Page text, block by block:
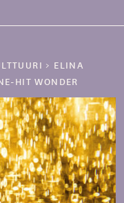
> ELINA
HIT WONDER